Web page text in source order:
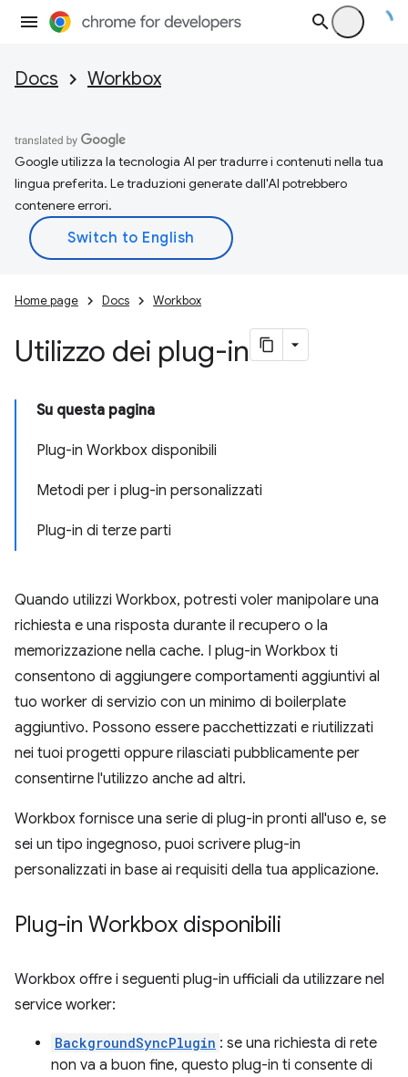
Docs Workbox
Google utilizza la tecnologia AI per tradurre i contenuti nella tua
lingua preferita. Le traduzioni generate dall'AI potrebbero
contenere errori.
Home page Docs Workbox
Utilizzo dei plug-in
Su questa pagina
Plug-in Workbox disponibili
Metodi per i plug-in personalizzati
Plug-in di terze parti
Quando utilizzi Workbox, potresti voler manipolare una
richiesta e una risposta durante il recupero o la
memorizzazione nella cache. I plug-in Workbox ti
consentono di aggiungere comportamenti aggiuntivi al
tuo worker di servizio con un minimo di boilerplate
aggiuntivo. Possono essere pacchettizzati e riutilizzati
nei tuoi progetti oppure rilasciati pubblicamente per
consentirne l'utilizzo anche ad altri.
Workbox fornisce una serie di plug-in pronti all'uso e, se
sei un tipo ingegnoso, puoi scrivere plug-in
personalizzati in base ai requisiti della tua applicazione.
Plug-in Workbox disponibili
Workbox offre i seguenti plug-in ufficiali da utilizzare nel
service worker:
BackgroundSyncPlugin : se una richiesta di rete
non va a buon fine, questo plug-in ti consente di